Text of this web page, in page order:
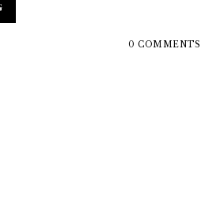
0 COMMENTS